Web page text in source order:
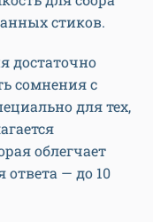
стиков.
достаточно
сомнения с
для тех,
облегчает
— до 10